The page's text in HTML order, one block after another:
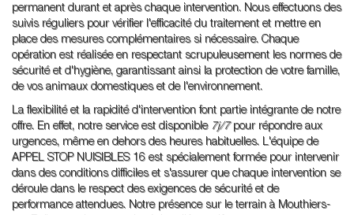
permanent durant et après chaque intervention. Nous effectuons des
suivis réguliers pour vérifier l'efficacité du traitement et mettre en
place des mesures complémentaires si nécessaire. Chaque
opération est réalisée en respectant scrupuleusement les normes de
sécurité et d'hygiène, garantissant ainsi la protection de votre famille,
de vos animaux domestiques et de l'environnement.
La flexibilité et la rapidité d'intervention font partie intégrante de notre
offre. En effet, notre service est disponible 7j/7pour répondre aux
urgences, même en dehors des heures habituelles. L'équipe de
APPEL STOP NUISIBLES 16 est spécialement formée pour intervenir
dans des conditions difficiles et s'assurer que chaque intervention se
déroule dans le respect des exigences de sécurité et de
performance attendues. Notre présence sur le terrain à Mouthiers-